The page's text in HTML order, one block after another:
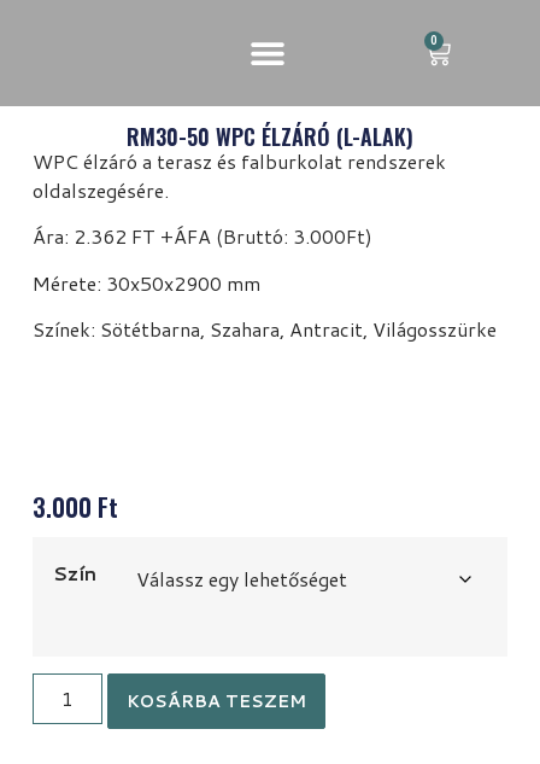
0
RM30-50 WPC ÉLZÁRÓ (L-ALAK)
WPC élzáró a terasz és falburkolat rendszerek
oldalszegésére.
Ára: 2.362 FT +ÁFA (Bruttó: 3.000Ft)
Mérete: 30x50x2900 mm
Színek: Sötétbarna, Szahara, Antracit, Világosszürke
3.000 Ft
Szín
KOSÁRBA TESZEM